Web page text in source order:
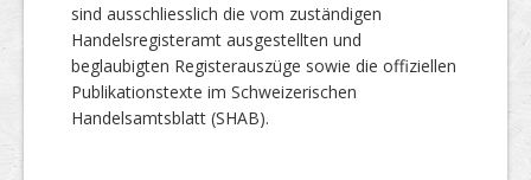
sind ausschliesslich die vom zuständigen
Handelsregisteramt ausgestellten und
beglaubigten Registerauszüge sowie die offiziellen
Publikationstexte im Schweizerischen
Handelsamtsblatt (SHAB).